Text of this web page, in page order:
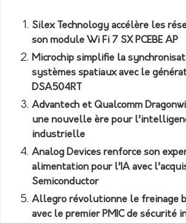
Silex Technology accélère les
son module Wi Fi 7 SX PCEBE AP
Microchip simplifie la
systèmes spatiaux avec le
DSA504RT
Advantech et Qualcomm
une nouvelle ère pour
industrielle
Analog Devices renforce son
alimentation pour l’IA avec
Semiconductor
Allegro révolutionne le freinage
avec le premier PMIC de sécurité